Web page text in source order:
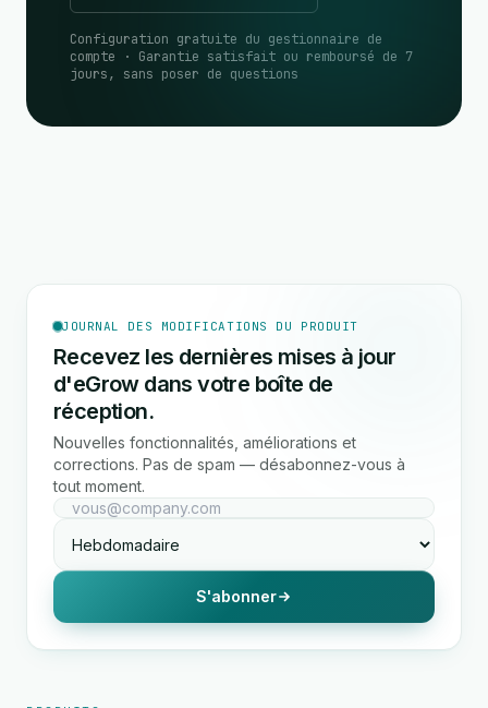
Configuration gratuite du gestionnaire de
compte · Garantie satisfait ou remboursé de 7
jours, sans poser de questions
JOURNAL DES MODIFICATIONS DU PRODUIT
Recevez les dernières mises à jour
d'eGrow dans votre boîte de
réception.
Nouvelles fonctionnalités, améliorations et
corrections. Pas de spam — désabonnez-vous à
tout moment.
S'abonner